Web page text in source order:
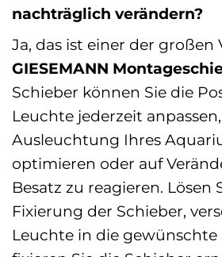
nachträglich verändern?
Ja, das ist einer der großen
GIESEMANN
Schieber können Sie die
Leuchte jederzeit
Ausleuchtung Ihres
optimieren oder auf
Besatz zu reagieren. Lösen
Fixierung der Schieber,
Leuchte in die